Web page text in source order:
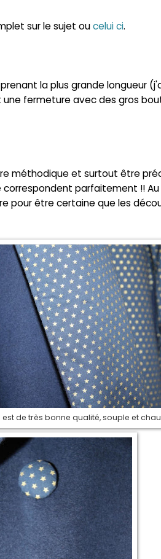
sur lesujet oucelui ci.
la plus grande longueur
fermeture avec des gros
méthodique et surtout être
correspondent parfaitement !!
pour être certaine que les
de très bonne qualité, souple et